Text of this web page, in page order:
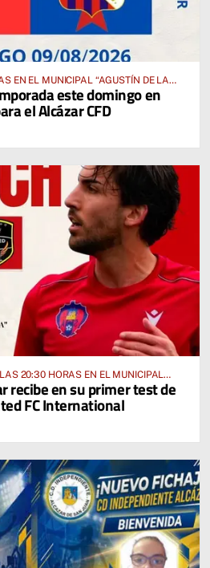
EN EL MUNICIPAL “AGUSTÍN DE LA
este domingo en
el Alcázar CFD
20:30 HORAS EN EL MUNICIPAL
recibe en su primer test de
FC International